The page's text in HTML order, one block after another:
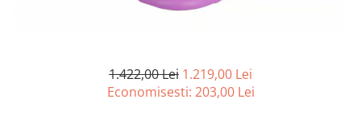
1.422,00 Lei 1.219,00 Lei
Economisesti: 203,00 Lei